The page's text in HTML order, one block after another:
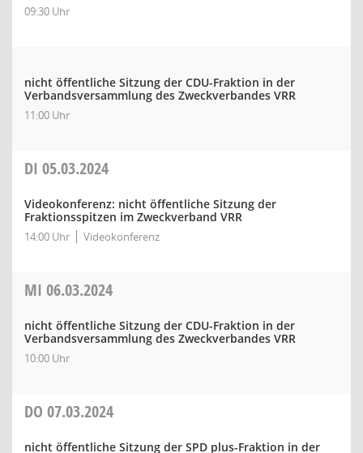
09:30 Uhr
nicht öffentliche Sitzung der CDU-Fraktion in der
Verbandsversammlung des Zweckverbandes VRR
11:00 Uhr
DI 05.03.2024
Videokonferenz: nicht öffentliche Sitzung der
Fraktionsspitzen im Zweckverband VRR
14:00 Uhr Videokonferenz
MI 06.03.2024
nicht öffentliche Sitzung der CDU-Fraktion in der
Verbandsversammlung des Zweckverbandes VRR
10:00 Uhr
DO 07.03.2024
nicht öffentliche Sitzung der SPD plus-Fraktion in der